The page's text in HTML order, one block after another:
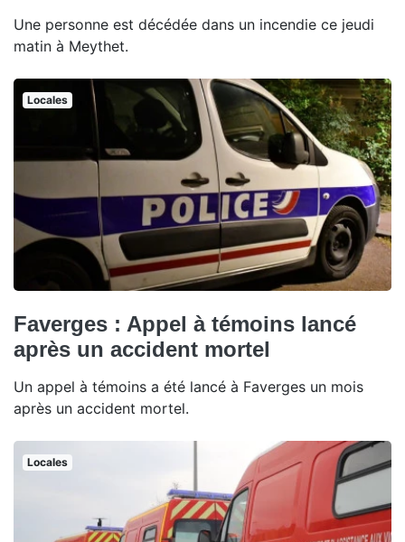
Une personne est décédée dans un incendie ce jeudi
matin à Meythet.
Locales
Faverges : Appel à témoins lancé
après un accident mortel
Un appel à témoins a été lancé à Faverges un mois
après un accident mortel.
Locales